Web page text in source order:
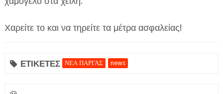
Χαρείτε το και να τηρείτε τα μέτρα ασφαλείας!
ΕΤΙΚΕΤΕΣ ΝΕΑ ΠΑΡΓΑΣ news